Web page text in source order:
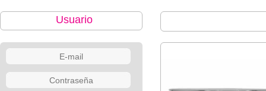
Usuario